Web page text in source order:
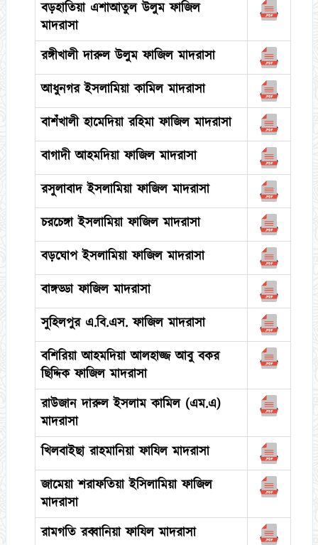
বড়হাতিয়া এশাআতুল উলুম ফাজিল
মাদরাসা
রঙ্গীখালী দারুল উলুম ফাজিল মাদরাসা
আধুনগর ইসলামিয়া কামিল মাদরাসা
বাশঁখালী হামেদিয়া রহিমা ফাজিল মাদরাসা
বাগাদী আহমদিয়া ফাজিল মাদরাসা
রসুলাবাদ ইসলামিয়া ফাজিল মাদরাসা
চরচেঙ্গা ইসলামিয়া ফাজিল মাদরাসা
বড়ঘোপ ইসলামিয়া ফাজিল মাদরাসা
বাঙ্গড্ডা ফাজিল মাদরাসা
সুহিলপুর এ.বি.এস. ফাজিল মাদরাসা
বশিরিয়া আহমদিয়া আলহাজ্জ আবু বকর
ছিদ্দিক ফাজিল মাদরাসা
রাউজান দারুল ইসলাম কামিল (এম.এ)
মাদরাসা
খিলবাইছা রাহমানিয়া ফাযিল মাদরাসা
জামেয়া শরাফতিয়া ইসিলামিয়া ফাজিল
মাদরাসা
রামগতি রব্বানিয়া ফাযিল মাদরাসা